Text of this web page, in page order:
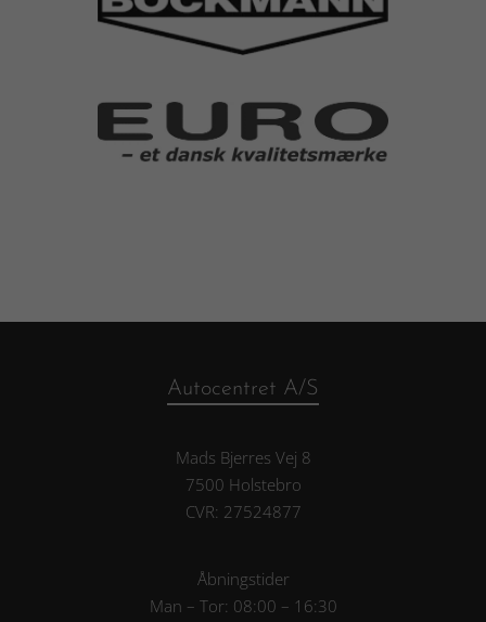
Autocentret A/S
Mads Bjerres Vej 8
7500 Holstebro
CVR: 27524877
Åbningstider
Man – Tor: 08:00 – 16:30